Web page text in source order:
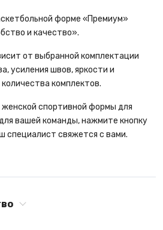
форме «Премиум»
и качество».
от выбранной комплектации
усиления швов, яркости и
комплектов.
спортивной формы для
вашей команды, нажмите кнопку
специалист свяжется с вами.